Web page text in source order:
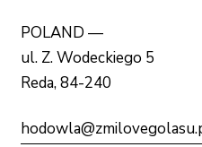
POLAND —
ul. Z. Wodeckiego 5
Reda, 84-240